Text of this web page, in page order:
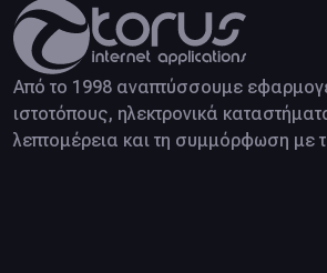
Από το 1998 αναπτύσσουμε
ιστοτόπους, ηλεκτρονικά
λεπτομέρεια και τη συμμόρφωση με